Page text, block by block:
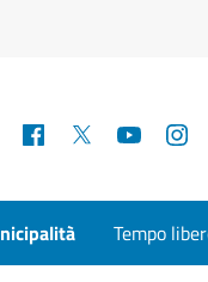
Facebook
Tempo